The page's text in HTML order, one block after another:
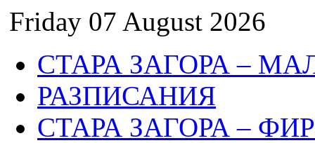
Friday 07 August 2026
СТАРА ЗАГОРА –
РАЗПИСАНИЯ
СТАРА ЗАГОРА –